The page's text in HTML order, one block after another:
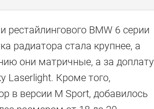
BMW 6 серии
радиатора стала крупнее, а
они матричные, а за доплату
Laserlight. Кроме того,
в версии M Sport, добавилось